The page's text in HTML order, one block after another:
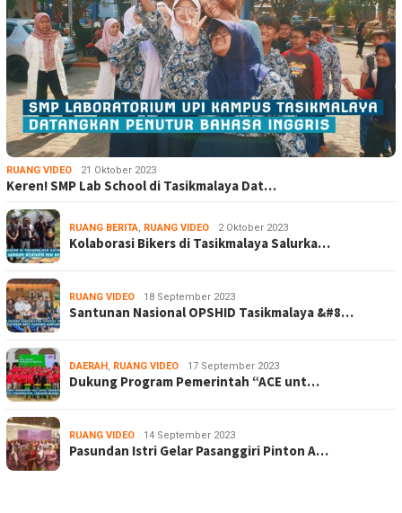
RUANG VIDEO 21 Oktober 2023
Keren! SMP Lab School di Tasikmalaya Dat…
RUANG BERITA, RUANG VIDEO 2 Oktober 2023
Kolaborasi Bikers di Tasikmalaya Salurka…
RUANG VIDEO 18 September 2023
Santunan Nasional OPSHID Tasikmalaya &#8…
DAERAH, RUANG VIDEO 17 September 2023
Dukung Program Pemerintah “ACE unt…
RUANG VIDEO 14 September 2023
Pasundan Istri Gelar Pasanggiri Pinton A…